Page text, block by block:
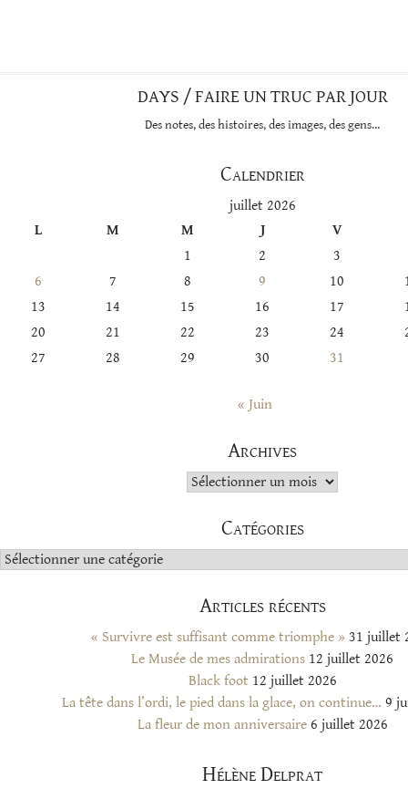
DAYS / FAIRE UN TRUC PAR JOUR
Des notes, des histoires, des images, des gens…
Calendrier
juillet 2026
L
M M J
V
1
2
3
6
7 8 9 10
13
14 15 16 17
20
21 22 23 24
27
28 29 30 31
« Juin
Archives
Archives
Catégories
Catégories
Articles récents
« Survivre est suffisant comme triomphe » 31 juillet
Le Musée de mes admirations 12 juillet 2026
Black foot 12 juillet 2026
La tête dans l’ordi, le pied dans la glace, on continue… 9
La fleur de mon anniversaire 6 juillet 2026
Hélène Delprat